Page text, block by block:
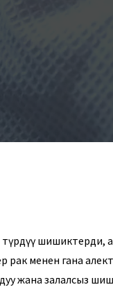
шишиктерди,
рак менен гана
жана залалсыз